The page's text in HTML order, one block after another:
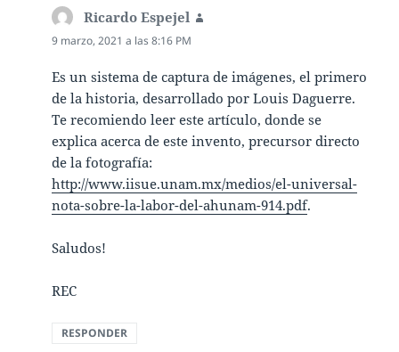
Ricardo Espejel
9 marzo, 2021 a las 8:16 PM
Es un sistema de captura de imágenes, el primero
de la historia, desarrollado por Louis Daguerre.
Te recomiendo leer este artículo, donde se
explica acerca de este invento, precursor directo
de la fotografía:
http://www.iisue.unam.mx/medios/el-universal-
nota-sobre-la-labor-del-ahunam-914.pdf.
Saludos!
REC
RESPONDER